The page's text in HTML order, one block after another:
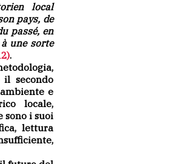
local
pays, de
passé, en
une sorte
.
secondo
e
locale,
sono i suoi
lettura